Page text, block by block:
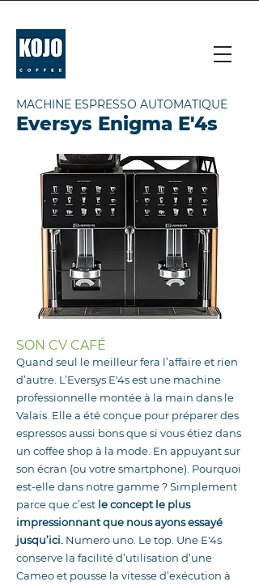
MACHINE ESPRESSO AUTOMATIQUE
Eversys Enigma E'4s
SON CV CAFÉ
Quand seul le meilleur fera l’affaire et rien
d’autre. L’Eversys E'4s est une machine
professionnelle montée à la main dans le
Valais. Elle a été conçue pour préparer des
espressos aussi bons que si vous étiez dans
un coffee shop à la mode. En appuyant sur
son écran (ou votre smartphone). Pourquoi
est-elle dans notre gamme ? Simplement
parce que c’est le concept le plus
impressionnant que nous ayons essayé
jusqu’ici. Numero uno. Le top. Une E'4s
conserve la facilité d’utilisation d’une
Cameo et pousse la vitesse d’exécution à